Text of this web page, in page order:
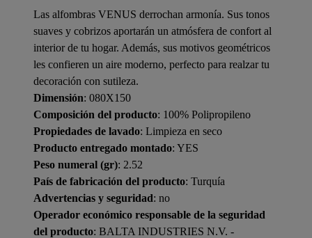
Las alfombras VENUS derrochan armonía. Sus tonos
suaves y cobrizos aportarán un atmósfera de confort al
interior de tu hogar. Además, sus motivos geométricos
les confieren un aire moderno, perfecto para realzar tu
decoración con sutileza.
Dimensión: 080X150
Composición del producto: 100% Polipropileno
Propiedades de lavado: Limpieza en seco
Producto entregado montado: YES
Peso numeral (gr): 2.52
País de fabricación del producto: Turquía
Advertencias y seguridad: no
Operador económico responsable de la seguridad
del producto: BALTA INDUSTRIES N.V. -